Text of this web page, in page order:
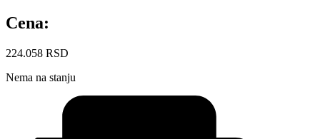
Cena:
224.058 RSD
Nema na stanju